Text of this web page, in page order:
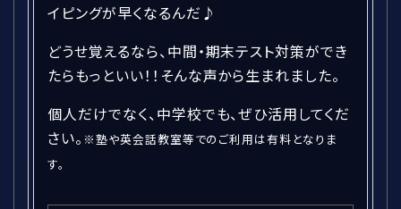
イピングが早くなるんだ♪
どうせ覚えるなら、中間・期末テスト対策ができ
たらもっといい！！そんな声から生まれました。
個人だけでなく、中学校でも、ぜひ活用してくだ
さい。 ※塾や英会話教室等でのご利用は有料となりま
す。